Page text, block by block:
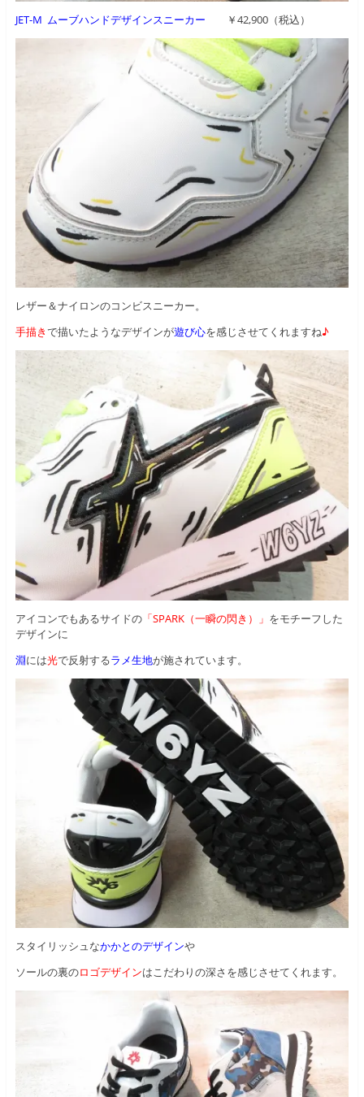
JET-M ムーブハンドデザインスニーカー ￥42,900（税込）
レザー＆ナイロンのコンビスニーカー。
手描きで描いたようなデザインが遊び心を感じさせてくれますね♪
アイコンでもあるサイドの「SPARK（一瞬の閃き）」 をモチーフした
デザインに
淵には光で反射するラメ生地が施されています。
スタイリッシュなかかとのデザインや
ソールの裏のロゴデザインはこだわりの深さを感じさせてくれます。